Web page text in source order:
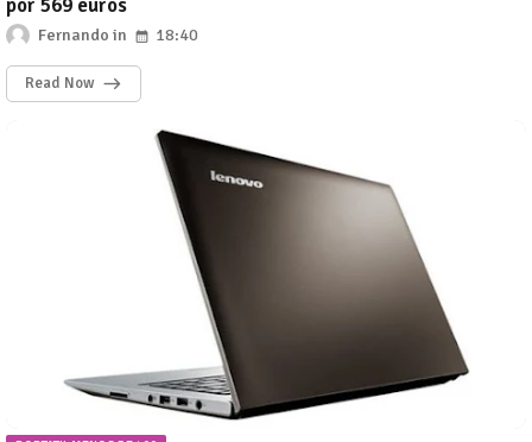
Fernando 18:40
Read Now